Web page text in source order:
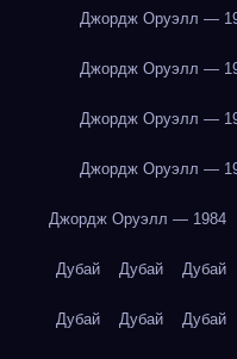
Джордж Оруэлл —
Джордж Оруэлл —
Джордж Оруэлл —
Джордж Оруэлл —
Джордж Оруэлл — 1984
Дубай Дубай Дубай
Дубай Дубай Дубай